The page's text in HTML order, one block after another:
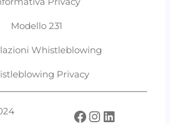
Modello 231
Whistleblowing
Privacy
Facebook
Instagram
LinkedIn